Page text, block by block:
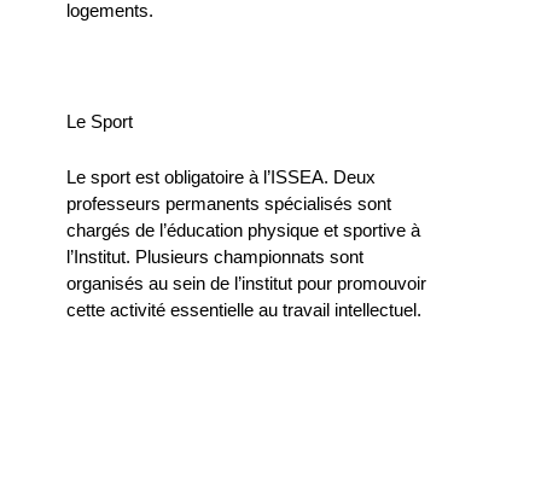
logements.
Le Sport
Le sport est obligatoire à l’ISSEA. Deux
professeurs permanents spécialisés sont
chargés de l’éducation physique et sportive à
l’Institut. Plusieurs championnats sont
organisés au sein de l’institut pour promouvoir
cette activité essentielle au travail intellectuel.